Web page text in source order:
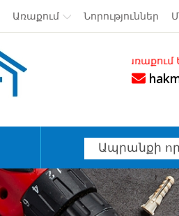
Առաքում Նորություններ
Անվճար առաքում Երևան